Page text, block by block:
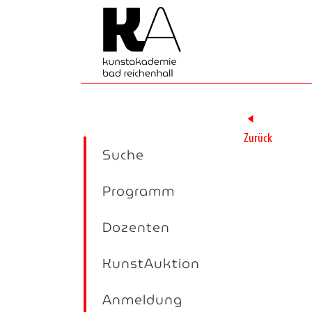
Suche
Programm
Dozenten
KunstAuktion
Anmeldung
►
Zurück